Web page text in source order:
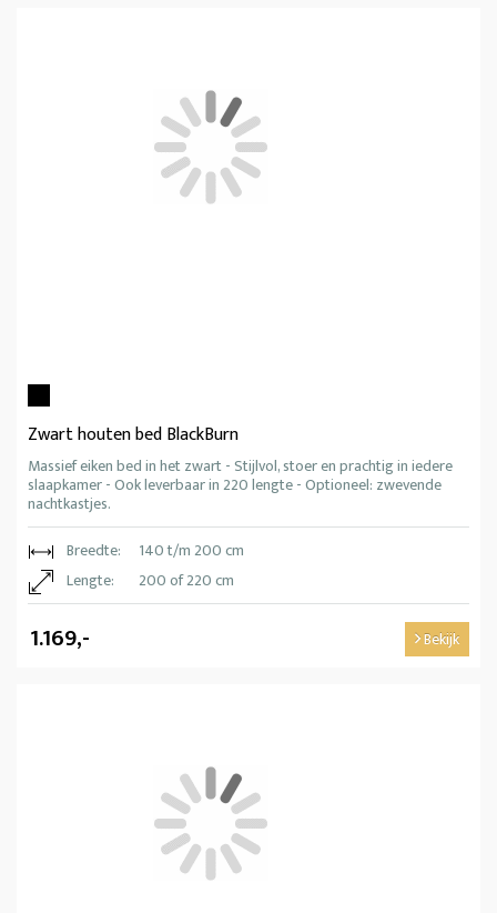
Zwart houten bed BlackBurn
Massief eiken bed in het zwart - Stijlvol, stoer en prachtig in iedere
slaapkamer - Ook leverbaar in 220 lengte - Optioneel: zwevende
nachtkastjes.
Breedte:
140 t/m 200 cm
Lengte:
200 of 220 cm
1.169,- Bekijk